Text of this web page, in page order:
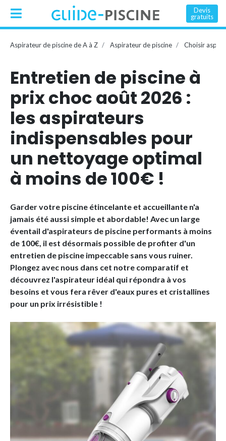
Devis
gratuits
Aspirateur de piscine de A à Z Aspirateur de piscine Choisir
Entretien de piscine à
prix choc août 2026 :
les aspirateurs
indispensables pour
un nettoyage optimal
à moins de 100€ !
Garder votre piscine étincelante et accueillante n'a
jamais été aussi simple et abordable! Avec un large
éventail d'aspirateurs de piscine performants à moins
de 100€, il est désormais possible de profiter d'un
entretien de piscine impeccable sans vous ruiner.
Plongez avec nous dans cet notre comparatif et
découvrez l'aspirateur idéal qui répondra à vos
besoins et vous fera rêver d'eaux pures et cristallines
pour un prix irrésistible !